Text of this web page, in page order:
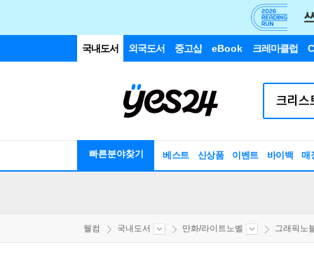
국내도서 외국도서 중고샵 eBook 크레마클럽
빠른분야찾기 베스트 신상품 이벤트 바이백 매
웰컴 국내도서 만화/라이트노벨 그래픽노